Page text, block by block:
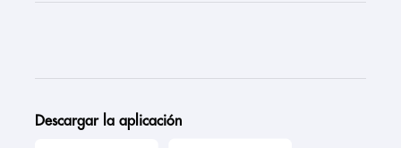
Descargar la aplicación